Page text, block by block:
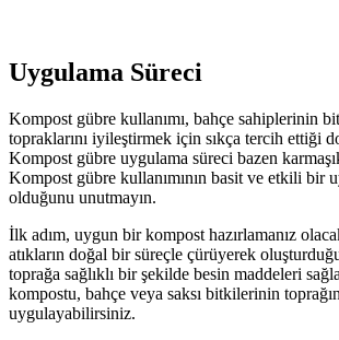
Uygulama Süreci
Kompost gübre kullanımı, bahçe sahiplerinin
topraklarını iyileştirmek için sıkça tercih ettiği
Kompost gübre uygulama süreci bazen
Kompost gübre kullanımının basit ve etkili bir
olduğunu unutmayın.
İlk adım, uygun bir kompost hazırlamanız
atıkların doğal bir süreçle çürüyerek
toprağa sağlıklı bir şekilde besin maddeleri
kompostu, bahçe veya saksı bitkilerinin
uygulayabilirsiniz.